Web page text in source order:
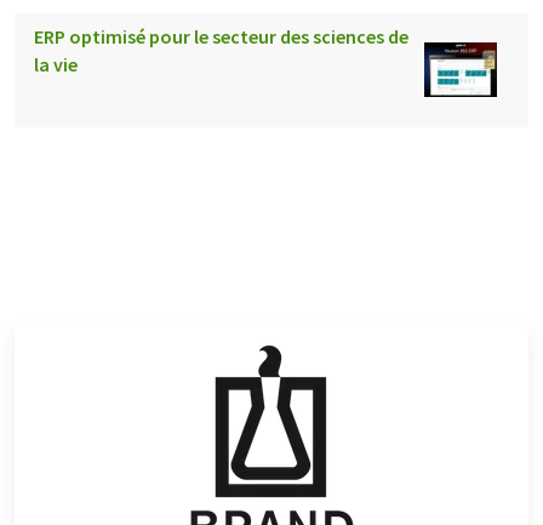
ERP optimisé pour le secteur des sciences de
la vie